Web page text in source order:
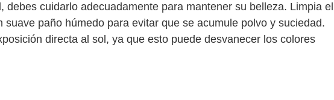
debes cuidarlo adecuadamente para mantener su belleza. Limpia el
suave paño húmedo para evitar que se acumule polvo y suciedad.
directa al sol, ya que esto puede desvanecer los colores